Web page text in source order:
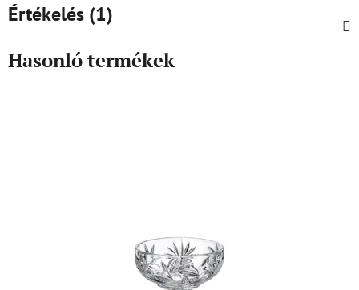
Értékelés (1)
Hasonló termékek